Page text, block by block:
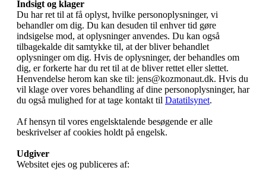
Indsigt og klager
Du har ret til at få oplyst, hvilke personoplysninger, vi
behandler om dig. Du kan desuden til enhver tid gøre
indsigelse mod, at oplysninger anvendes. Du kan også
tilbagekalde dit samtykke til, at der bliver behandlet
oplysninger om dig. Hvis de oplysninger, der behandles om
dig, er forkerte har du ret til at de bliver rettet eller slettet.
Henvendelse herom kan ske til: jens@kozmonaut.dk. Hvis du
vil klage over vores behandling af dine personoplysninger, har
du også mulighed for at tage kontakt til Datatilsynet.
Af hensyn til vores engelsktalende besøgende er alle
beskrivelser af cookies holdt på engelsk.
Udgiver
Websitet ejes og publiceres af: